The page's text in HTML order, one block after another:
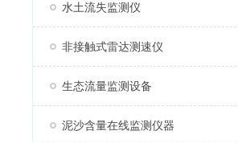
水土流失监测仪
非接触式雷达测速仪
生态流量监测设备
泥沙含量在线监测仪器